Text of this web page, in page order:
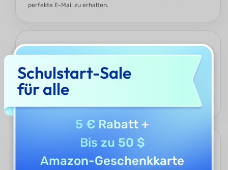
perfekte E-Mail zu erhalten.
Präzision und Effizienz
DeepSeek R1, um präzise, maßgeschneiderte E-Mails
basierend auf Ihren Anweisungen zu generieren. Er erstellt E-
Mails deutlich schneller als manuelles Verfassen und steigert
Alle Sprachen unterstützt
Der UPDF AI E-Mail-Schreiber unterstützt alle Sprachen.
Schulstart-Sale
für alle
5 € Rabatt+
Bis zu 50 $
Amazon-Geschenkkarte